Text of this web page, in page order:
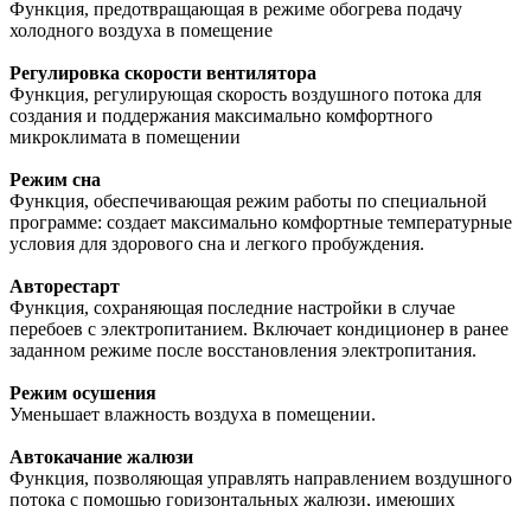
Функция, предотвращающая в режиме обогрева подачу
холодного воздуха в помещение
Регулировка скорости вентилятора
Функция, регулирующая скорость воздушного потока для
создания и поддержания максимально комфортного
микроклимата в помещении
Режим сна
Функция, обеспечивающая режим работы по специальной
программе: создает максимально комфортные температурные
условия для здорового сна и легкого пробуждения.
Авторестарт
Функция, сохраняющая последние настройки в случае
перебоев с электропитанием. Включает кондиционер в ранее
заданном режиме после восстановления электропитания.
Режим осушения
Уменьшает влажность воздуха в помещении.
Автокачание жалюзи
Функция, позволяющая управлять направлением воздушного
потока с помощью горизонтальных жалюзи, имеющих